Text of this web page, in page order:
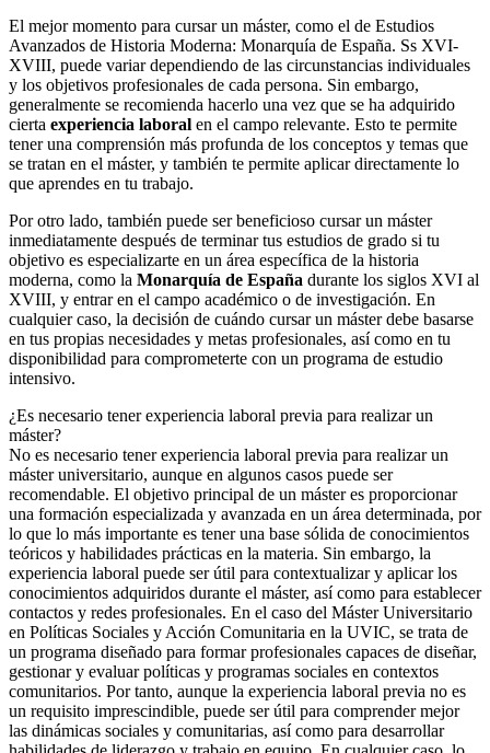
El mejor momento para cursar un máster, como el de Estudios
Avanzados de Historia Moderna: Monarquía de España. Ss XVI-
XVIII, puede variar dependiendo de las circunstancias individuales
y los objetivos profesionales de cada persona. Sin embargo,
generalmente se recomienda hacerlo una vez que se ha adquirido
cierta experiencia laboral en el campo relevante. Esto te permite
tener una comprensión más profunda de los conceptos y temas que
se tratan en el máster, y también te permite aplicar directamente lo
que aprendes en tu trabajo.
Por otro lado, también puede ser beneficioso cursar un máster
inmediatamente después de terminar tus estudios de grado si tu
objetivo es especializarte en un área específica de la historia
moderna, como la Monarquía de España durante los siglos XVI al
XVIII, y entrar en el campo académico o de investigación. En
cualquier caso, la decisión de cuándo cursar un máster debe basarse
en tus propias necesidades y metas profesionales, así como en tu
disponibilidad para comprometerte con un programa de estudio
intensivo.
¿Es necesario tener experiencia laboral previa para realizar un
máster?
No es necesario tener experiencia laboral previa para realizar un
máster universitario, aunque en algunos casos puede ser
recomendable. El objetivo principal de un máster es proporcionar
una formación especializada y avanzada en un área determinada, por
lo que lo más importante es tener una base sólida de conocimientos
teóricos y habilidades prácticas en la materia. Sin embargo, la
experiencia laboral puede ser útil para contextualizar y aplicar los
conocimientos adquiridos durante el máster, así como para establecer
contactos y redes profesionales. En el caso del Máster Universitario
en Políticas Sociales y Acción Comunitaria en la UVIC, se trata de
un programa diseñado para formar profesionales capaces de diseñar,
gestionar y evaluar políticas y programas sociales en contextos
comunitarios. Por tanto, aunque la experiencia laboral previa no es
un requisito imprescindible, puede ser útil para comprender mejor
las dinámicas sociales y comunitarias, así como para desarrollar